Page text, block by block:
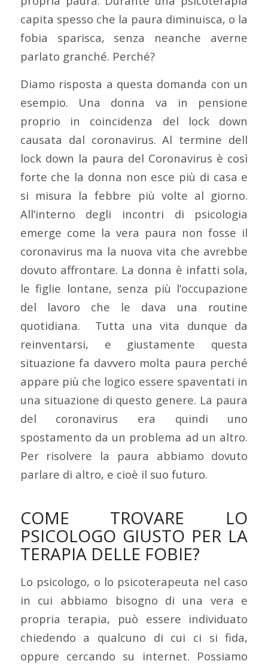
capita spesso che la paura diminuisca, o la
fobia sparisca, senza neanche averne
parlato granché. Perché?
Diamo risposta a questa domanda con un
esempio. Una donna va in pensione
proprio in coincidenza del lock down
causata dal coronavirus. Al termine dell
lock down la paura del Coronavirus è così
forte che la donna non esce più di casa e
si misura la febbre più volte al giorno.
All’interno degli incontri di psicologia
emerge come la vera paura non fosse il
coronavirus ma la nuova vita che avrebbe
dovuto affrontare. La donna è infatti sola,
le figlie lontane, senza più l’occupazione
del lavoro che le dava una routine
quotidiana. Tutta una vita dunque da
reinventarsi, e giustamente questa
situazione fa davvero molta paura perché
appare più che logico essere spaventati in
una situazione di questo genere. La paura
del coronavirus era quindi uno
spostamento da un problema ad un altro.
Per risolvere la paura abbiamo dovuto
parlare di altro, e cioè il suo futuro.
COME TROVARE LO
PSICOLOGO GIUSTO PER LA
TERAPIA DELLE FOBIE?
Lo psicologo, o lo psicoterapeuta nel caso
in cui abbiamo bisogno di una vera e
propria terapia, può essere individuato
chiedendo a qualcuno di cui ci si fida,
oppure cercando su internet. Possiamo